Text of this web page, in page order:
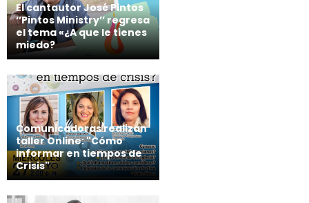
El cantautor José Pintos
‘’Pintos Ministry’’ regresa
el tema «¿A que le tienes
miedo?
Comunicadoras realizan
taller Online: "Cómo
informar en tiempos de
Crisis"